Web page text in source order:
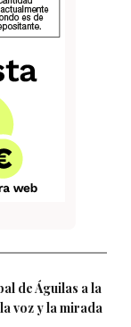
de Águilas a la
voz y la mirada